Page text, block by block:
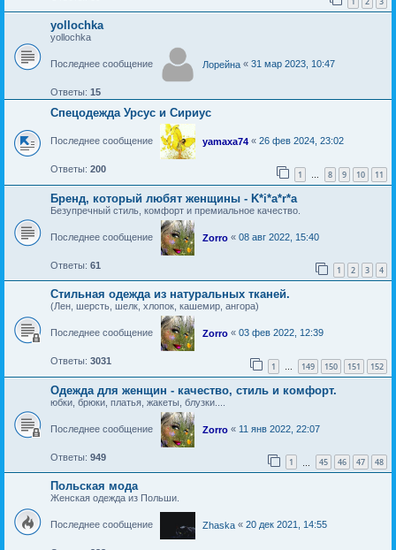
yollochka
yollochka
Последнее сообщение Лорейна « 31 мар 2023, 10:47
Ответы: 15
Спецодежда Урсус и Сириус
Последнее сообщение yamaxa74 « 26 фев 2024, 23:02
Ответы: 200 1 8 9 10 11
Бренд, который любят женщины - K*i*a*r*a
Безупречный стиль, комфорт и премиальное качество.
Последнее сообщение Zorro « 08 авг 2022, 15:40
Ответы: 61 1 2 3 4
Стильная одежда из натуральных тканей.
(Лен, шерсть, шелк, хлопок, кашемир, ангора)
Последнее сообщение Zorro « 03 фев 2022, 12:39
Ответы: 3031 1 … 149 150 151 152
Одежда для женщин - качество, стиль и комфорт.
юбки, брюки, платья, жакеты, блузки....
Последнее сообщение Zorro « 11 янв 2022, 22:07
Ответы: 949 1 45 46 47 48
Польская мода
Женская одежда из Польши.
Последнее сообщение Zhaska « 20 дек 2021, 14:55